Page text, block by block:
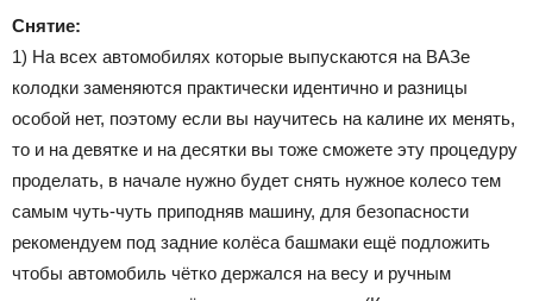
Снятие:
1) На всех автомобилях которые выпускаются на ВАЗе
колодки заменяются практически идентично и разницы
особой нет, поэтому если вы научитесь на калине их менять,
то и на девятке и на десятки вы тоже сможете эту процедуру
проделать, в начале нужно будет снять нужное колесо тем
самым чуть-чуть приподняв машину, для безопасности
рекомендуем под задние колёса башмаки ещё подложить
чтобы автомобиль чётко держался на весу и ручным